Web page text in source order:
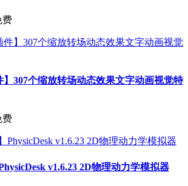
费
】307个缩放转场动态效果文字动画视觉特
费
v1.6.23 2D物理动力学模拟器